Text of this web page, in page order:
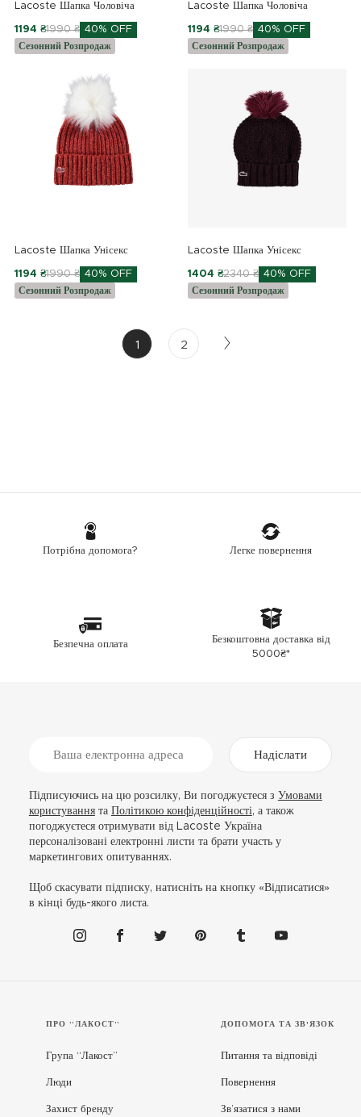
Lacoste Шапка Чоловіча
1194 ₴1990 ₴ 40% OFF
Сезонний Розпродаж
Lacoste Шапка Чоловіча
1194 ₴1990 ₴ 40% OFF
Сезонний Розпродаж
Lacoste Шапка Унісекс
1194 ₴1990 ₴ 40% OFF
Сезонний Розпродаж
Lacoste Шапка Унісекс
1404 ₴2340 ₴ 40% OFF
Сезонний Розпродаж
1 2
Потрібна допомога? Легке повернення
Безпечна оплата
Безкоштовна доставка від
5000₴*
Надіслати
Підписуючись на цю розсилку, Ви погоджуєтеся з Умовами
користуваннята Політикою конфіденційності, а також
погоджуєтеся отримувати від Lacoste Україна
персоналізовані електронні листи та брати участь у
маркетингових опитуваннях.
Щоб скасувати підписку, натисніть на кнопку «Відписатися»
в кінці будь-якого листа.
ПРО “ЛАКОСТ”
Група “Лакост”
Люди
Захист бренду
ДОПОМОГА ТА ЗВ'ЯЗОК
Питання та відповіді
Повернення
Зв’язатися з нами